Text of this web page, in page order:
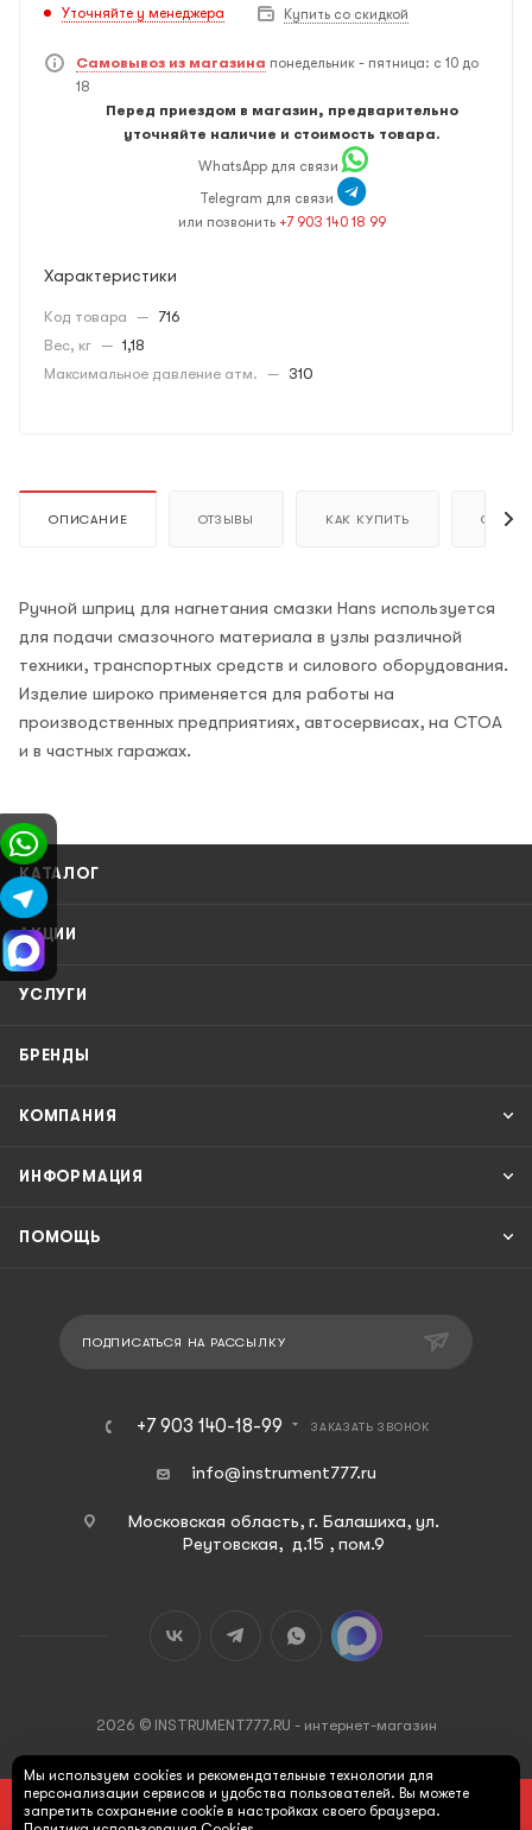
Уточняйте у менеджера Купить со скидкой
ПОД ЗАКАЗ
Самовывоз из магазина понедельник - пятница: с 10 до
18
Перед приездом в магазин, предварительно
уточняйте наличие и стоимость товара.
WhatsApp для связи
Telegram для связи
или позвонить +7 903 140 18 99
Характеристики
Код товара — 716
Вес, кг — 1,18
Максимальное давление атм. — 310
ОПИСАНИЕ ОТЗЫВЫ КАК КУПИТЬ ОПЛАТА
Ручной шприц для нагнетания смазки Hans используется
для подачи смазочного материала в узлы различной
техники, транспортных средств и силового оборудования.
Изделие широко применяется для работы на
производственных предприятиях, автосервисах, на СТОА
и в частных гаражах.
КАТАЛОГ
АКЦИИ
УСЛУГИ
БРЕНДЫ
КОМПАНИЯ
ИНФОРМАЦИЯ
ПОМОЩЬ
ПОДПИСАТЬСЯ НА РАССЫЛКУ
+7 903 140-18-99 ЗАКАЗАТЬ ЗВОНОК
info@instrument777.ru
Московская область, г. Балашиха, ул.
Реутовская, д.15 , пом.9
2026 © INSTRUMENT777.RU - интернет-магазин
Мы используем cookies и рекомендательные технологии для
персонализации сервисов и удобства пользователей. Вы можете
запретить сохранение cookie в настройках своего браузера.